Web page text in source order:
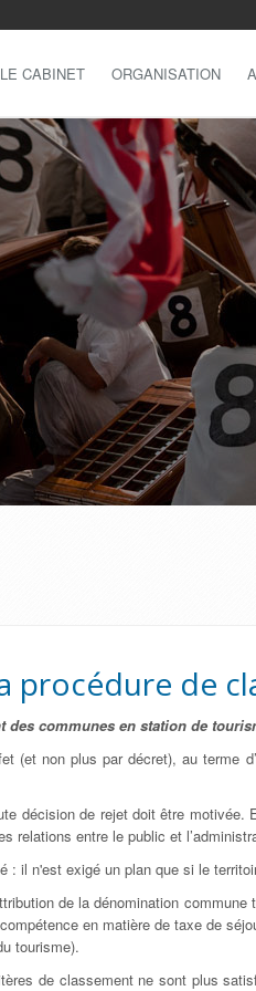
LE CABINET ORGANISATION
procédure de
des communes en station de
(et non plus par décret), au
décision de rejet doit être
relations entre le public et
: il n'est exigé un plan que si le
de la dénomination
en matière de taxe de
tourisme).
de classement ne sont plus